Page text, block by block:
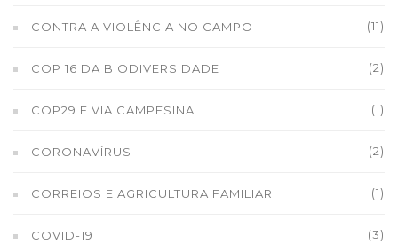
CONTRA A VIOLÊNCIA NO CAMPO (11)
COP 16 DA BIODIVERSIDADE (2)
COP29 E VIA CAMPESINA (1)
CORONAVÍRUS (2)
CORREIOS E AGRICULTURA FAMILIAR (1)
COVID-19 (3)